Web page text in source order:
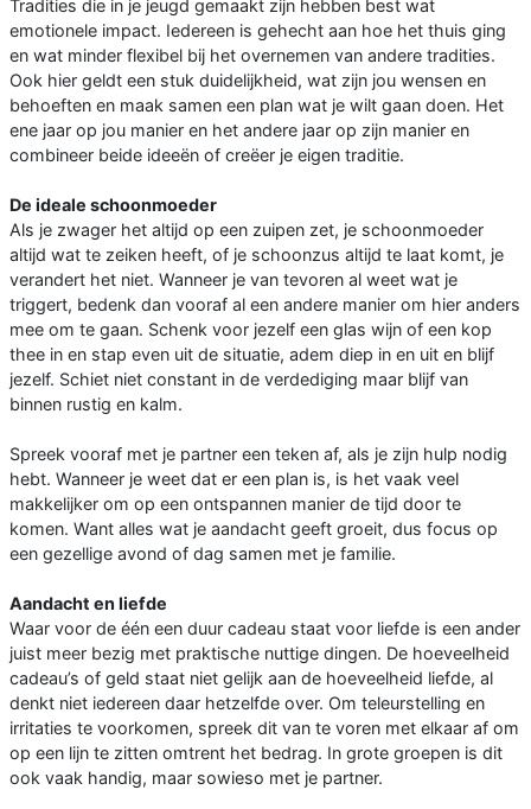
Tradities die in je jeugd gemaakt zijn hebben best wat
emotionele impact. Iedereen is gehecht aan hoe het thuis ging
en wat minder flexibel bij het overnemen van andere tradities.
Ook hier geldt een stuk duidelijkheid, wat zijn jou wensen en
behoeften en maak samen een plan wat je wilt gaan doen. Het
ene jaar op jou manier en het andere jaar op zijn manier en
combineer beide ideeën of creëer je eigen traditie.
De ideale schoonmoeder
Als je zwager het altijd op een zuipen zet, je schoonmoeder
altijd wat te zeiken heeft, of je schoonzus altijd te laat komt, je
verandert het niet. Wanneer je van tevoren al weet wat je
triggert, bedenk dan vooraf al een andere manier om hier anders
mee om te gaan. Schenk voor jezelf een glas wijn of een kop
thee in en stap even uit de situatie, adem diep in en uit en blijf
jezelf. Schiet niet constant in de verdediging maar blijf van
binnen rustig en kalm.
Spreek vooraf met je partner een teken af, als je zijn hulp nodig
hebt. Wanneer je weet dat er een plan is, is het vaak veel
makkelijker om op een ontspannen manier de tijd door te
komen. Want alles wat je aandacht geeft groeit, dus focus op
een gezellige avond of dag samen met je familie.
Aandacht en liefde
Waar voor de één een duur cadeau staat voor liefde is een ander
juist meer bezig met praktische nuttige dingen. De hoeveelheid
cadeau’s of geld staat niet gelijk aan de hoeveelheid liefde, al
denkt niet iedereen daar hetzelfde over. Om teleurstelling en
irritaties te voorkomen, spreek dit van te voren met elkaar af om
op een lijn te zitten omtrent het bedrag. In grote groepen is dit
ook vaak handig, maar sowieso met je partner.